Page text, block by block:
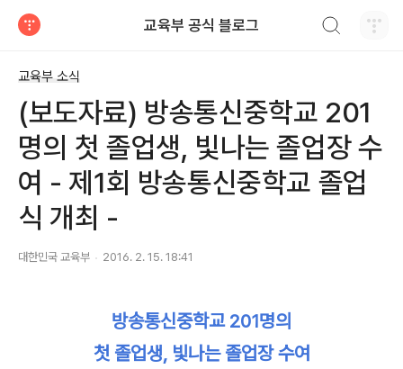
교육부 공식 블로그
교육부 소식
(보도자료) 방송통신중학교 201
명의 첫 졸업생, 빛나는 졸업장 수
여 - 제1회 방송통신중학교 졸업
식 개최 -
대한민국 교육부 2016. 2. 15. 18:41
방송통신중학교 201명의
첫 졸업생, 빛나는 졸업장 수여